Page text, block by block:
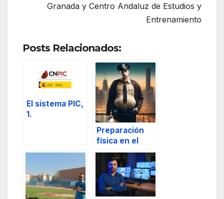
Granada y Centro Andaluz de Estudios y
Entrenamiento
Posts Relacionados:
El sistema PIC,
1.
Preparación
física en el
ámbito de la
seguridad
profesional